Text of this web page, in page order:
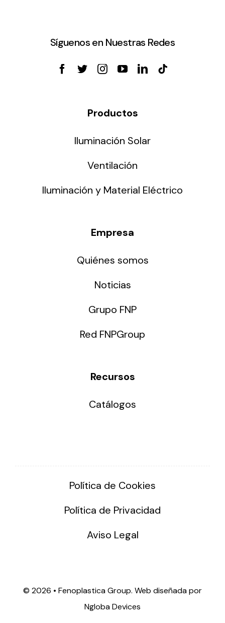
Síguenos en Nuestras Redes
Productos
Iluminación Solar
Ventilación
Iluminación y Material Eléctrico
Empresa
Quiénes somos
Noticias
Grupo FNP
Red FNPGroup
Recursos
Catálogos
Política de Cookies
Política de Privacidad
Aviso Legal
© 2026 • Fenoplastica Group. Web diseñada por
Ngloba Devices